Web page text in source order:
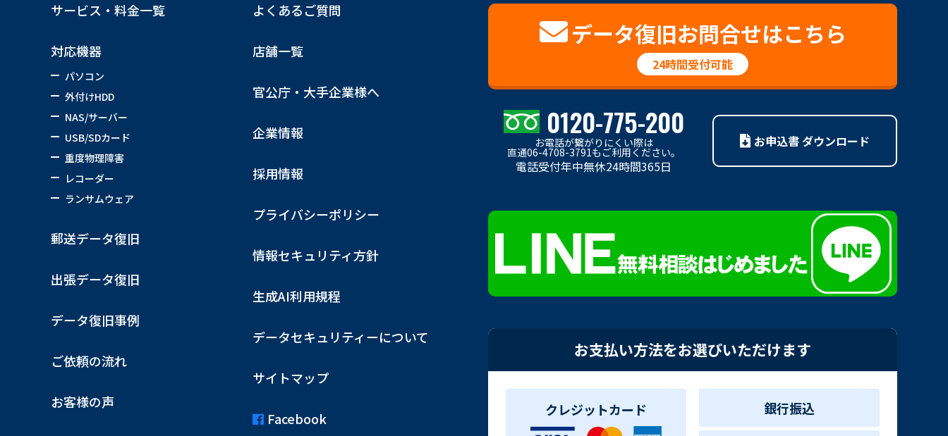
サービス・料金一覧
対応機器
パソコン
外付けHDD
NAS/サーバー
USB/SDカード
重度物理障害
レコーダー
ランサムウェア
郵送データ復旧
出張データ復旧
データ復旧事例
ご依頼の流れ
お客様の声
よくあるご質問
店舗一覧
官公庁・大手企業様へ
企業情報
採用情報
プライバシーポリシー
情報セキュリティ方針
生成AI利用規程
データセキュリティーについて
サイトマップ
Facebook
データ復旧お問合せはこちら
24時間受付可能
0120-775-200
お電話が繋がりにくい際は
直通06-4708-3791もご利用ください。
電話受付年中無休24時間365日
お申込書 ダウンロード
お支払い方法をお選びいただけます
クレジットカード 銀行振込